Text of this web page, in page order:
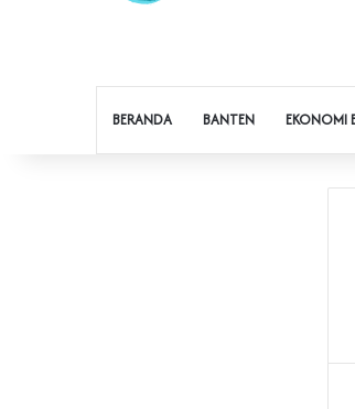
BERANDA BANTEN EKONOMI